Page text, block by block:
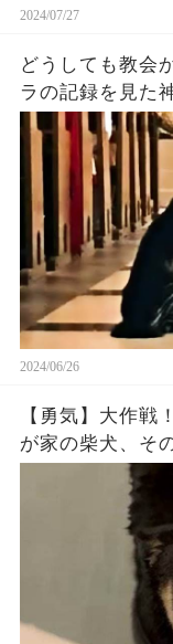
2024/07/27
どうしても教会
ラの記録を見た
唖然！
2024/06/26
【勇気】大作戦
が家の柴犬、そ